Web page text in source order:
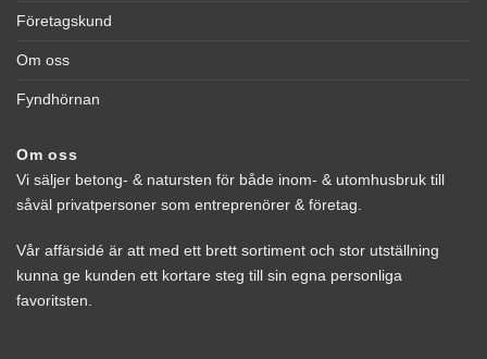
Företagskund
Om oss
Fyndhörnan
Om oss
Vi säljer betong- & natursten för både inom- & utomhusbruk till
såväl privatpersoner som entreprenörer & företag.
Vår affärsidé är att med ett brett sortiment och stor utställning
kunna ge kunden ett kortare steg till sin egna personliga
favoritsten.